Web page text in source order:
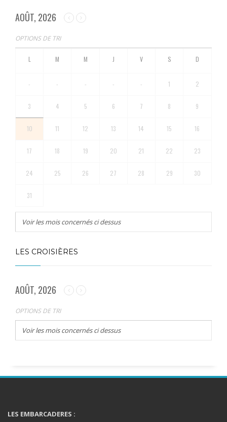
AOÛT, 2026
OPTIONS DE TRI
- - - - - 1 2
3 4 5 6 7 8 9
10 11 12 13 14 15 16
17 18 19 20 21 22 23
24 25 26 27 28 29 30
31
Voir les mois concernés ci dessus
LES CROISIÈRES
AOÛT, 2026
OPTIONS DE TRI
Voir les mois concernés ci dessus
LES EMBARCADERES :